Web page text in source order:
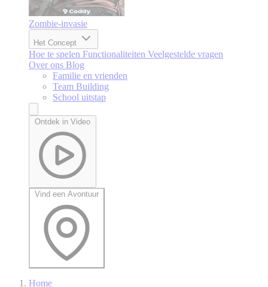
Zombie-invasie
Het Concept
Hoe te spelen Functionaliteiten Veelgestelde vragen
Over ons Blog
Familie en vrienden
Team Building
School uitstap
Ontdek in Video
Vind een Avontuur
Home